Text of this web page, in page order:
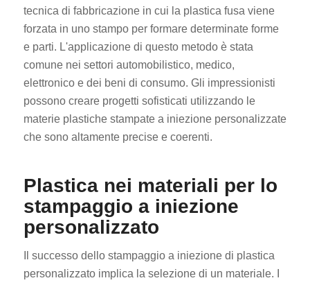
tecnica di fabbricazione in cui la plastica fusa viene
forzata in uno stampo per formare determinate forme
e parti. L'applicazione di questo metodo è stata
comune nei settori automobilistico, medico,
elettronico e dei beni di consumo. Gli impressionisti
possono creare progetti sofisticati utilizzando le
materie plastiche stampate a iniezione personalizzate
che sono altamente precise e coerenti.
Plastica nei materiali per lo
stampaggio a iniezione
personalizzato
Il successo dello stampaggio a iniezione di plastica
personalizzato implica la selezione di un materiale. I